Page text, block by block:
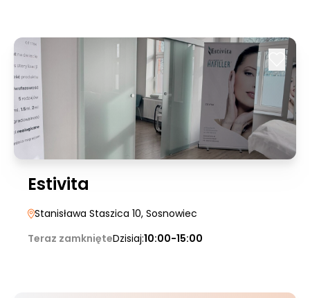
Estivita
Stanisława Staszica 10, Sosnowiec
Teraz zamknięteDzisiaj:10:00-15:00